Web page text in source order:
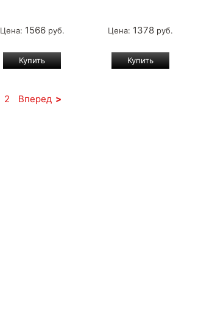
Цена: 1566руб. Цена: 1378 руб.
2 Вперед